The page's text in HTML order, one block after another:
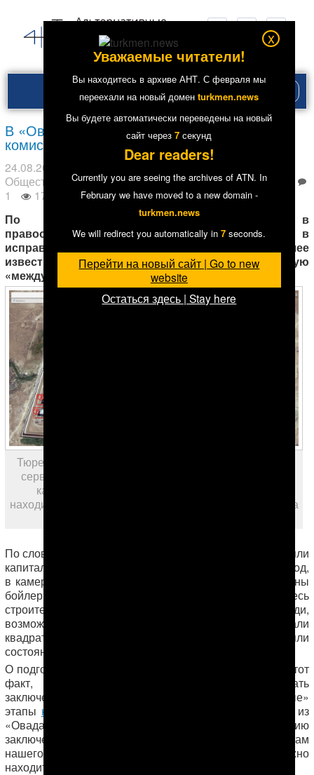
меню
В «Овадан-Депе» ожидают международную
комиссию?
24.08.2014
Общество
Политика,Права человека. Метки:Тюрьмы
1
17099
По информации источника АНТ в
правоохранительных органах Туркменистана, в
исправительном учреждении AH-T/2, более
известном как тюрьма «Овадан-Депе», ждут некую
«международную комиссию».
Тюремный компекс «Овадан-Депе». Вид из космоса,
сервис Google Maps (нажмите, чтобы увеличить). В
качестве ориентира, на снимке юг (Ашхабад)
находится с правой стороны. Пояснения к объектам на
По словам источника, в данный момент в тюрьме затеяли
капитальный ремонт: будет проложен новый водопровод,
в камерах будут заменены санузлы и даже установлены
бойлеры для горячей и холодной воды. Практически весь
строительный материал уже завезен. Приехавшие люди,
возможно, строители, заходили в камеры, считали
квадратные метры и отмеряли трубы, проверяли
состояние и качество решеток на окнах.
О подготовке к некоему большому событию говорит и тот
факт, что из тюрьмы продолжают этапировать
заключенных в другие колонии страны. «Разгрузочные»
этапы начались в июне этого года
. В начале августа из
«Овадан-Депе» отправили по этапу очередную партию
заключенных, примерно из 60-и человек. По словам
нашего собеседника, в камерах «теперь не должно
находиться более пяти человек».
x
Уважаемые читатели!
Вы находитесь в архиве АНТ. С февраля мы
переехали на новый доменturkmen.news
Вы будете автоматически переведены на новый
сайт через6 секунд
Dear readers!
Currently you are seeing the archives of ATN. In
February we have moved to a new domain -
turkmen.news
We will redirect you automatically in6 seconds.
Перейти на новый сайт | Go to new
website
Остаться здесь | Stay here